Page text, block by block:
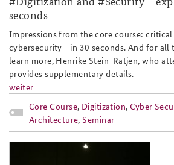
Anfahrt
Freundeskreis
Deutsches Forum Sicherheitspolitik
Arbeitskreis "Junge
Das Sicherheitspolitische Gespräch an
Studierendenkonferenz
Newsletter-Archiv
seconds
Impressions from the core course:
cybersecurity - in 30 seconds. And for all
learn more, Henrike Stein-Ratjen, who
provides supplementary details.
weiter
Core Course, Digitization, Cyber
Architecture, Seminar
2017-09.jpg